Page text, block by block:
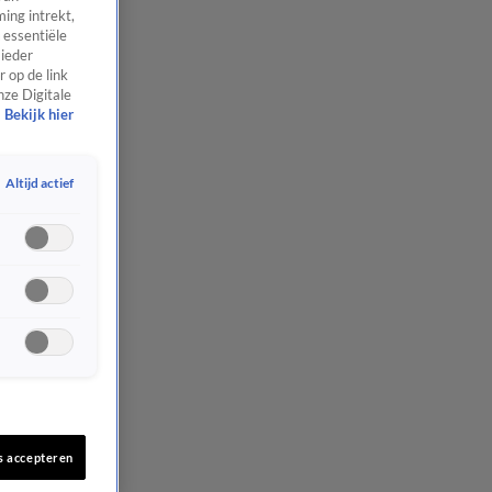
intrekt,
op de link
Digitale
Bekijk hier
Altijd actief
accepteren